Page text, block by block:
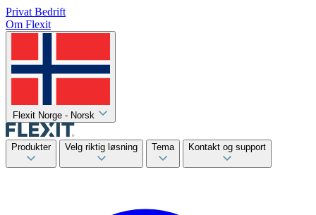
Privat Bedrift
Om Flexit
Flexit Norge - Norsk
Produkter Velg riktig løsning Tema Kontakt og support